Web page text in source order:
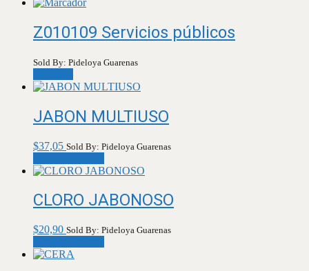
Z010109 Servicios públicos
Sold By: Pideloya Guarenas
JABON MULTIUSO
$37,05 Sold By: Pideloya Guarenas
CLORO JABONOSO
$20,90 Sold By: Pideloya Guarenas